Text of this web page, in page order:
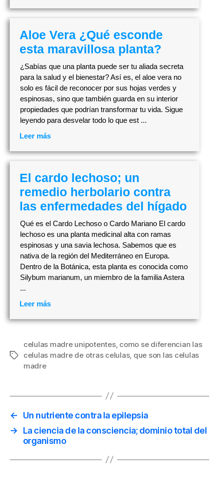
Aloe Vera ¿Qué esconde
esta maravillosa planta?
¿Sabías que una planta puede ser tu aliada secreta
para la salud y el bienestar? Así es, el aloe vera no
solo es fácil de reconocer por sus hojas verdes y
espinosas, sino que también guarda en su interior
propiedades que podrían transformar tu vida. Sigue
leyendo para desvelar todo lo que est ...
Leer más
El cardo lechoso; un
remedio herbolario contra
las enfermedades del hígado
Qué es el Cardo Lechoso o Cardo Mariano El cardo
lechoso es una planta medicinal alta con ramas
espinosas y una savia lechosa. Sabemos que es
nativa de la región del Mediterráneo en Europa.
Dentro de la Botánica, esta planta es conocida como
Silybum marianum, un miembro de la familia Astera
...
Leer más
Etiquetas
celulas madre unipotentes, como se diferencian las
celulas madre de otras celulas, que son las celulas
madre
←
Un nutriente contra la epilepsia
→
La ciencia de la consciencia; dominio total del
organismo